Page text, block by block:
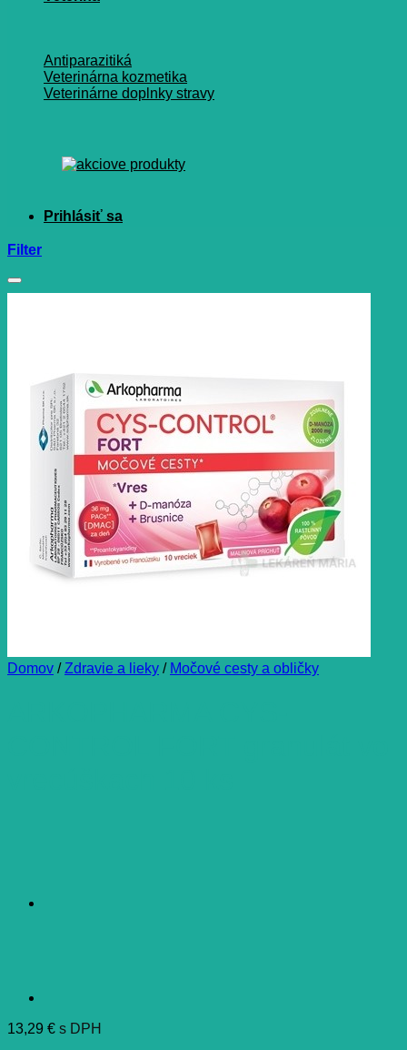
Antiparazitiká
Veterinárna kozmetika
Veterinárne doplnky stravy
Filter
Domov / Zdravie a lieky / Močové cesty a obličky
13,29 € s DPH